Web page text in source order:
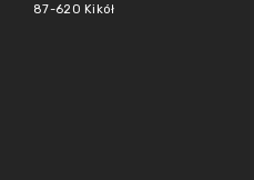
87-620 Kikół